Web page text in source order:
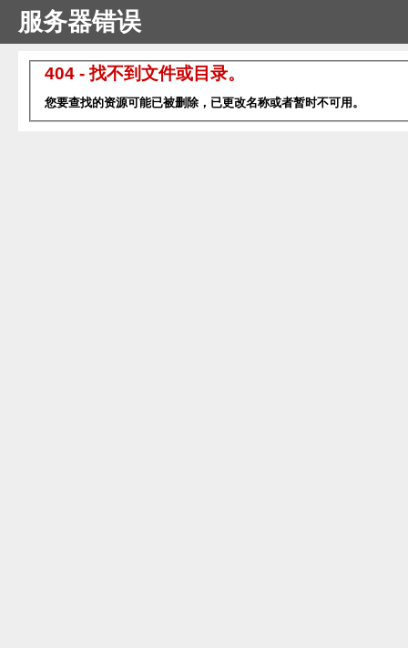
服务器错误
404 - 找不到文件或目录。
您要查找的资源可能已被删除，已更改名称或者暂时不可用。